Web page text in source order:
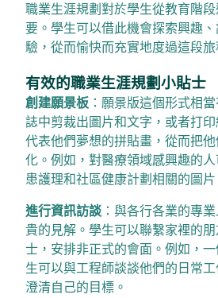
職業生涯規劃對於學生從教育階
要。學生可以借此機會探索興趣
驗，從而愉快而充實地度過這段旅
有效的職業生涯規劃小貼士
創建願景板 ：願景版這個形式相
誌中剪裁出圖片和文字，或者打
代表他們夢想的拼貼畫，從而把
化。例如，對醫療領域感興趣的
患護理和社區健康計劃相關的圖片
進行資訊訪談 ：與各行各業的專
貴的見解。學生可以聯繫家裡的
士，安排非正式的會面。例如，
生可以與工程師談談他們的日常
澄清自己的目標。